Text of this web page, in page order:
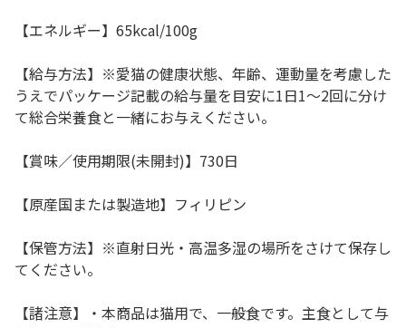
【エネルギー】65kcal/100g
【給与方法】※愛猫の健康状態、年齢、運動量を考慮した
うえでパッケージ記載の給与量を目安に1日1～2回に分け
て総合栄養食と一緒にお与えください。
【賞味／使用期限(未開封)】730日
【原産国または製造地】フィリピン
【保管方法】※直射日光・高温多湿の場所をさけて保存し
てください。
【諸注意】・本商品は猫用で、一般食です。主食として与